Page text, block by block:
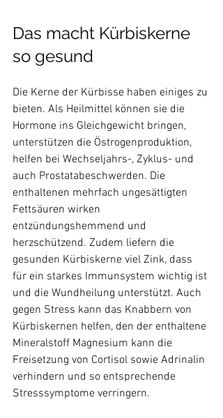
Das macht Kürbiskerne
so gesund
Die Kerne der Kürbisse haben einiges zu
bieten. Als Heilmittel können sie die
Hormone ins Gleichgewicht bringen,
unterstützen die Östrogenproduktion,
helfen bei Wechseljahrs-, Zyklus- und
auch Prostatabeschwerden. Die
enthaltenen mehrfach ungesättigten
Fettsäuren wirken
entzündungshemmend und
herzschützend. Zudem liefern die
gesunden Kürbiskerne viel Zink, dass
für ein starkes Immunsystem wichtig ist
und die Wundheilung unterstützt. Auch
gegen Stress kann das Knabbern von
Kürbiskernen helfen, den der enthaltene
Mineralstoff Magnesium kann die
Freisetzung von Cortisol sowie Adrinalin
verhindern und so entsprechende